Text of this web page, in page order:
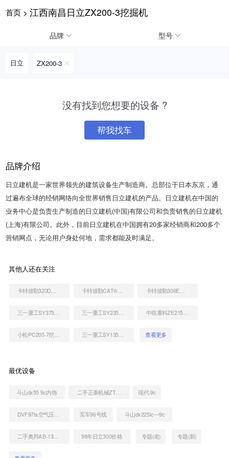
首页 > 江西南昌日立ZX200-3挖掘机
品牌 型号
日立 ZX200-3
没有找到您想要的设备 ?
帮我找车
品牌介绍
日立建机是一家世界领先的建筑设备生产制造商。总部位于日本东京，通
过遍布全球的经销网络向全世界销售日立建机的产品。日立建机在中国的
业务中心是负责生产制造的日立建机(中国)有限公司和负责销售的日立建机
(上海)有限公司。此外，目前日立建机在中国拥有20多家经销商和200多个
营销网点，无论用户身处何地，需求都能及时满足。
请输入手机号
《隐
策》
其他人还在关注
卡特彼勒320D液压挖掘机 卡特彼勒CAT®305.5E2 小型液压挖掘机 卡特彼勒306E液压挖掘机
三一重工SY375H挖掘机 三一重工SY235C挖掘机 中联重科ZE215E-10挖掘机
小松PC200-7挖掘机 三一重工SY135C（国四）挖掘机 查看更多
最优设备
斗山dx55 9c内饰 二手正泰机械ZT9188装载机 现代-9c
DVF97ts空气压缩机 泵车96号线 斗山dx225lc―9c
二手奥邦AB-130S挖掘机 98年日立300价格 专题(老) 专题(新)